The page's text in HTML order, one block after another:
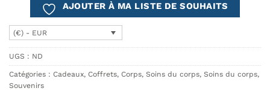
AJOUTER À MA LISTE DE SOUHAITS
(€) - EUR
UGS : ND
Catégories : Cadeaux, Coffrets, Corps, Soins du corps, Soins du corps,
Souvenirs